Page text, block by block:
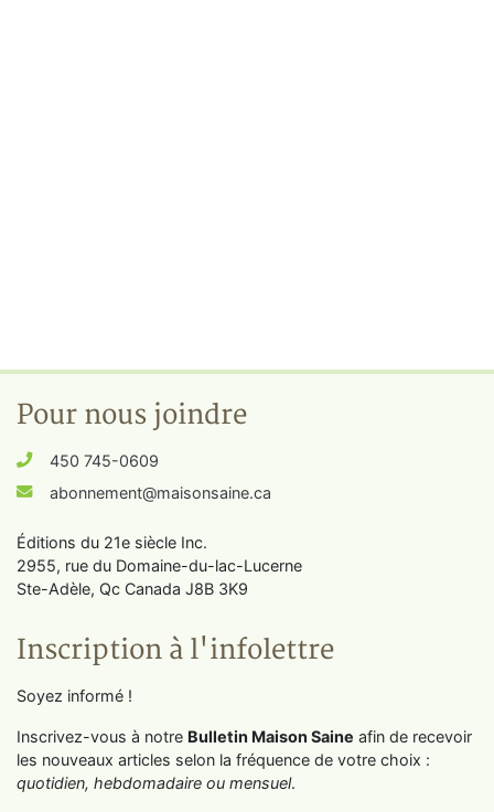
Pour nous joindre
450 745-0609
abonnement@maisonsaine.ca
Éditions du 21e siècle Inc.
2955, rue du Domaine-du-lac-Lucerne
Ste-Adèle, Qc Canada J8B 3K9
Inscription à l'infolettre
Soyez informé !
Inscrivez-vous à notre Bulletin Maison Saine afin de recevoir
les nouveaux articles selon la fréquence de votre choix :
quotidien, hebdomadaire ou mensuel.